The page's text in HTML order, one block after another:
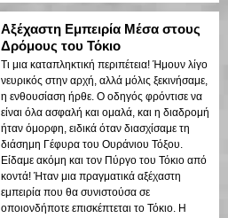
Αξέχαστη Εμπειρία Μέσα στους
Δρόμους του Τόκιο
Τι μια καταπληκτική περιπέτεια! Ήμουν λίγο
νευρικός στην αρχή, αλλά μόλις ξεκινήσαμε,
η ενθουσίαση ήρθε. Ο οδηγός φρόντισε να
είναι όλα ασφαλή και ομαλά, και η διαδρομή
ήταν όμορφη, ειδικά όταν διασχίσαμε τη
διάσημη Γέφυρα του Ουράνιου Τόξου.
Είδαμε ακόμη και τον Πύργο του Τόκιο από
κοντά! Ήταν μια πραγματικά αξέχαστη
εμπειρία που θα συνιστούσα σε
οποιονδήποτε επισκέπτεται το Τόκιο. Η